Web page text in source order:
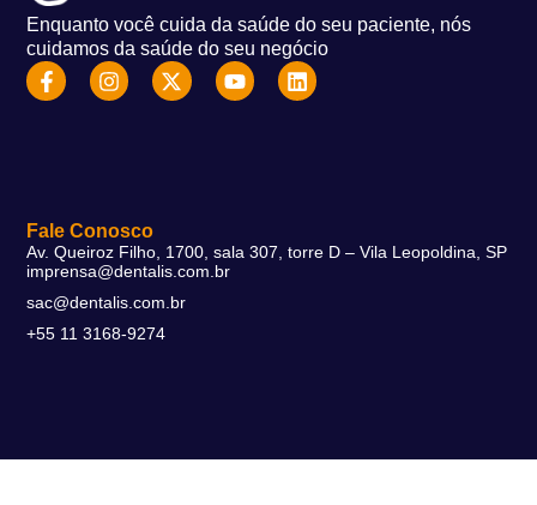
Enquanto você cuida da saúde do seu paciente, nós
cuidamos da saúde do seu negócio
Fale Conosco
Av. Queiroz Filho, 1700, sala 307, torre D – Vila Leopoldina, SP
imprensa@dentalis.com.br
sac@dentalis.com.br
+55 11 3168-9274